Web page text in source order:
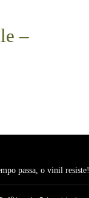
–
passa, o vinil resiste!